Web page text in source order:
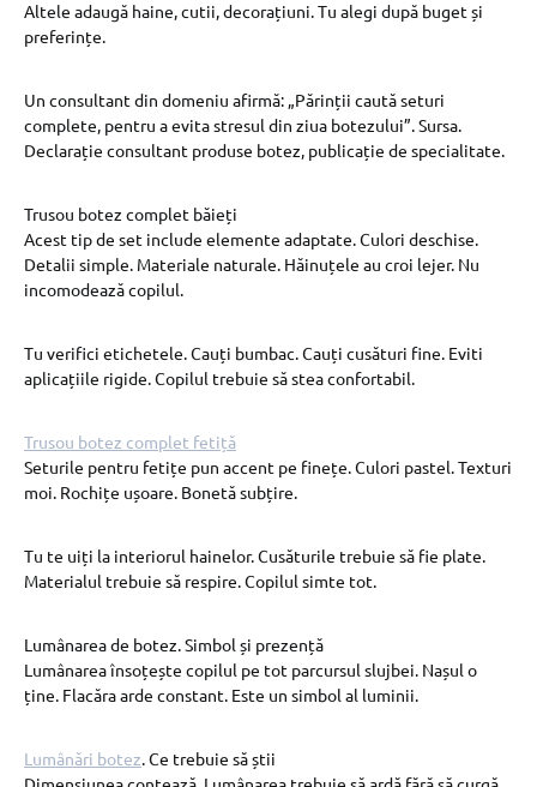
Altele adaugă haine, cutii, decorațiuni. Tu alegi după buget și
preferințe.
Un consultant din domeniu afirmă: „Părinții caută seturi
complete, pentru a evita stresul din ziua botezului”. Sursa.
Declarație consultant produse botez, publicație de specialitate.
Trusou botez complet băieți
Acest tip de set include elemente adaptate. Culori deschise.
Detalii simple. Materiale naturale. Hăinuțele au croi lejer. Nu
incomodează copilul.
Tu verifici etichetele. Cauți bumbac. Cauți cusături fine. Eviti
aplicațiile rigide. Copilul trebuie să stea confortabil.
Trusou botez complet fetiță
Seturile pentru fetițe pun accent pe finețe. Culori pastel. Texturi
moi. Rochițe ușoare. Bonetă subțire.
Tu te uiți la interiorul hainelor. Cusăturile trebuie să fie plate.
Materialul trebuie să respire. Copilul simte tot.
Lumânarea de botez. Simbol și prezență
Lumânarea însoțește copilul pe tot parcursul slujbei. Nașul o
ține. Flacăra arde constant. Este un simbol al luminii.
Lumânări botez. Ce trebuie să știi